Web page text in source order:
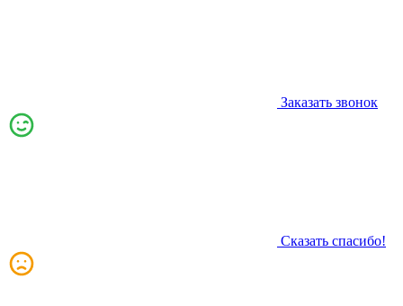
Заказать звонок
Сказать спасибо!